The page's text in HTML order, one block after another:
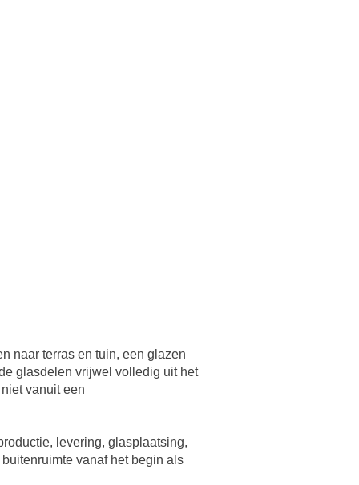
naar terras en tuin, een glazen
glasdelen vrijwel volledig uit het
vanuit een
levering, glasplaatsing,
vanaf het begin als